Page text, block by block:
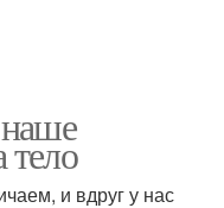
и вдруг у нас